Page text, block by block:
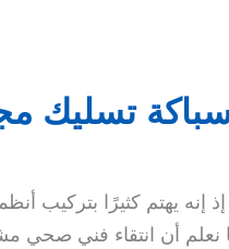
يهتم كثيرًا بتركيب
أن انتقاء فني صحي